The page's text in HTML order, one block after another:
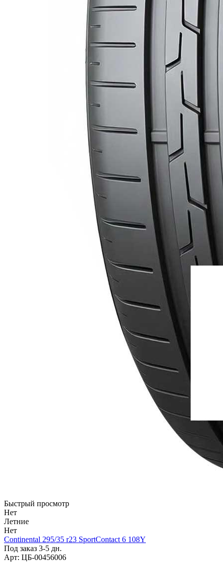
Быстрый просмотр
Нет
Летние
Нет
Continental 295/35 r23 SportContact 6 108Y
Под заказ 3-5 дн.
Арт: ЦБ-00456006